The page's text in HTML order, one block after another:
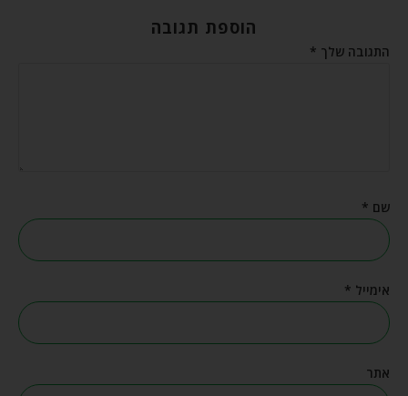
הוספת תגובה
התגובה שלך *
שם *
אימייל *
אתר